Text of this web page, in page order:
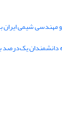
شیمی ایران
دانشمندان یک‌درصد